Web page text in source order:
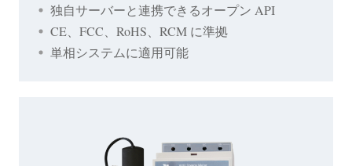
独自サーバーと連携できるオープン API
CE、FCC、RoHS、RCM に準拠
単相システムに適用可能